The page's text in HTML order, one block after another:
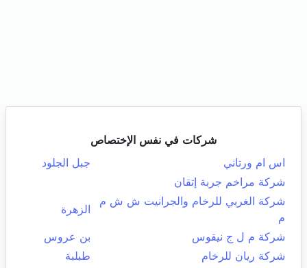
شركات في نفس الإختصاص
اس ام ورتاني
جبل الجلود
شركة مراخم جربة إتقان
شركة الغربي للرخام والجرانيت ش ش م
م
الزهرة
شركة م ل ج نيقوس
بن عروس
شركة ريان للرخام
طبلبة